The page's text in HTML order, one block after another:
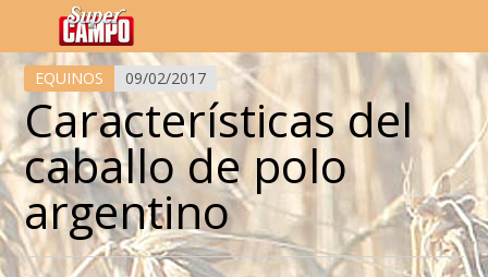
Temas de hoy
EQUINOS 09/02/2017
Características del
caballo de polo
argentino